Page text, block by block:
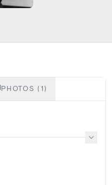
PHOTOS (1)